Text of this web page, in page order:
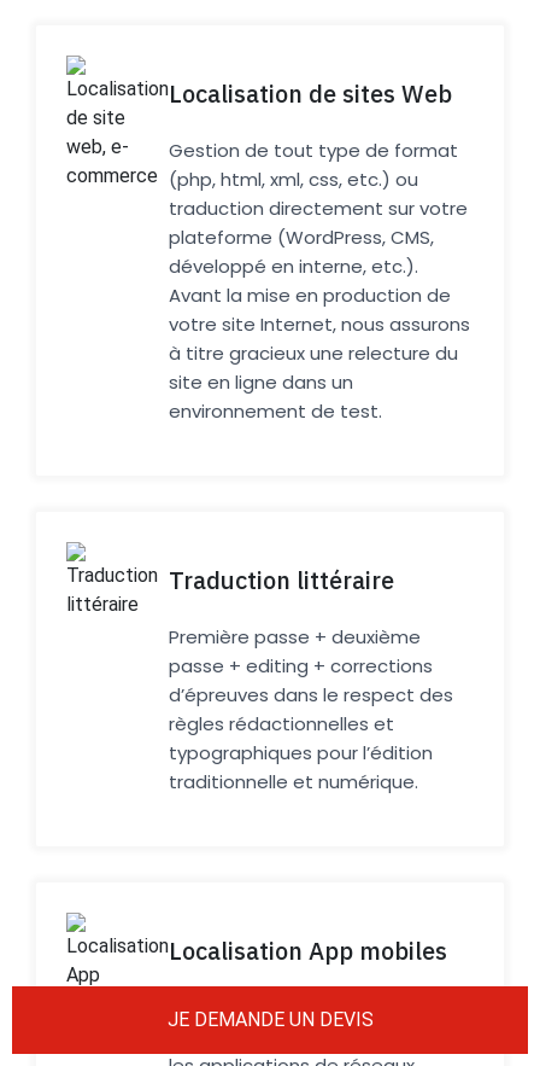
JE DEMANDE UN DEVIS
Localisation de sites Web
Gestion de tout type de format
(php, html, xml, css, etc.) ou
traduction directement sur votre
plateforme (WordPress, CMS,
développé en interne, etc.).
Avant la mise en production de
votre site Internet, nous assurons
à titre gracieux une relecture du
site en ligne dans un
environnement de test.
Traduction littéraire
Première passe + deuxième
passe + editing + corrections
d’épreuves dans le respect des
règles rédactionnelles et
typographiques pour l’édition
traditionnelle et numérique.
Localisation App mobiles
Prise en compte de l’aspect